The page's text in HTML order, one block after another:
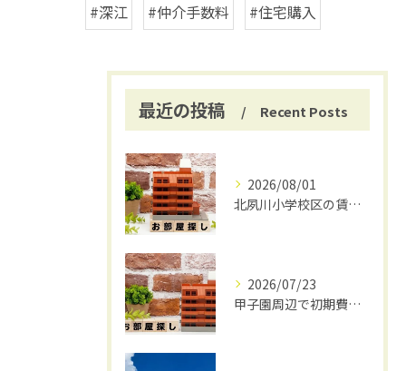
#深江 #仲介手数料 #住宅購入
最近の投稿 Recent Posts
2026/08/01
北夙川小学校区の賃貸と仲介手数料無料の魅力
2026/07/23
甲子園周辺で初期費用安く賃貸探し